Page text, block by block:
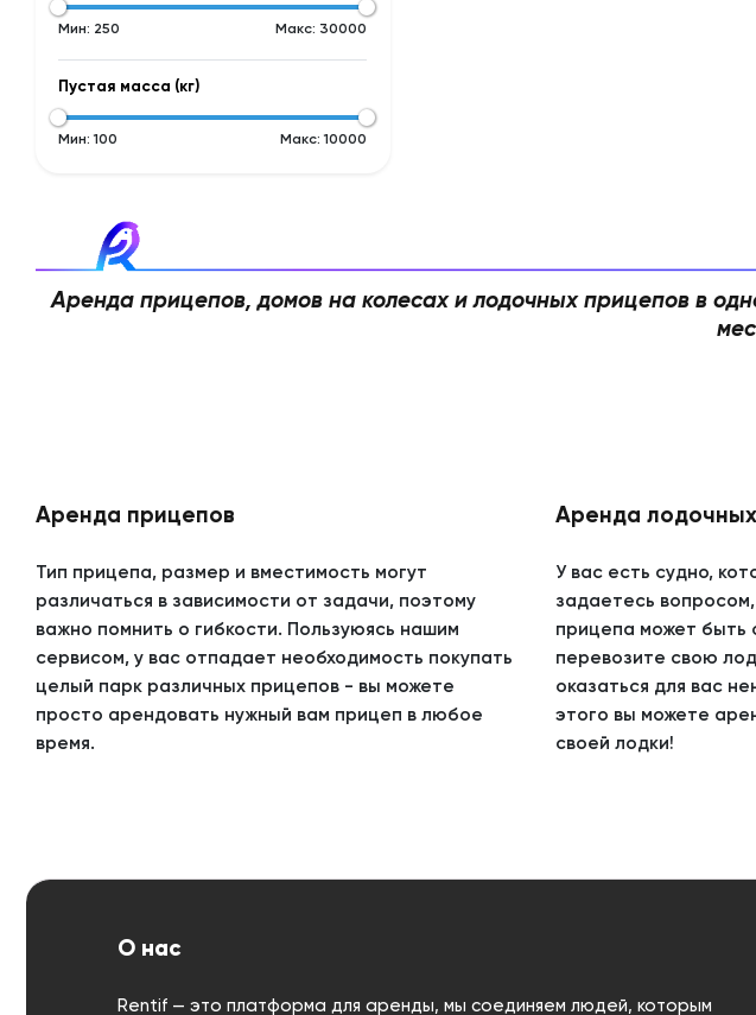
Мин: 250 Макс: 30000
Пустая масса (кг)
Мин:100 Макс:10000
Аренда прицепов, домов на колесах и лодочных прицепов в
Аренда прицепов
Тип прицепа, размер и вместимость могут
различаться в зависимости от задачи, поэтому
важно помнить о гибкости. Пользуюясь нашим
сервисом, у вас отпадает необходимость покупать
целый парк различных прицепов - вы можете
просто арендовать нужный вам прицеп в любое
время.
Аренда
У вас есть судно,
задаетесь
прицепа может быть
перевозите свою
оказаться для вас
этого вы можете
своей лодки!
О нас
Rentif — это платформа для аренды, мы соединяем людей, которым